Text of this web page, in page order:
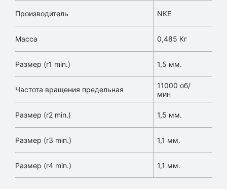
Производитель NKE
Масса 0,485 Кг
Размер (r1 min.) 1,5 мм.
Частота вращения предельная
11000 об/
мин
Размер (r2 min.) 1,5 мм.
Размер (r3 min.) 1,1 мм.
Размер (r4 min.) 1,1 мм.